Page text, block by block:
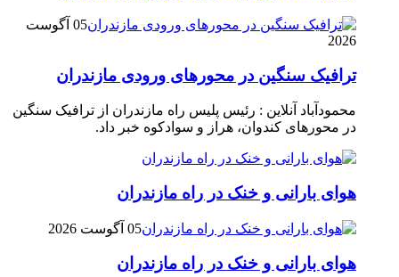
05 آگوست
2026
ترافیک سنگین در محور‌های ورودی مازندران
محمودآباد آنلاین : رئیس پلیس راه مازندران از ترافیک سنگین
در محور‌های کندوان، هراز و سوادکوه خبر داد.
هوای بارانی و خنک در راه مازندران
05 آگوست 2026
هوای بارانی و خنک در راه مازندران